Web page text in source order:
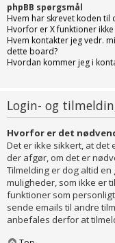
phpBB spørgsmål
Hvem har skrevet koden til
Hvorfor er X funktioner
Hvem kontakter jeg vedr.
dette board?
Hvordan kommer jeg i
Login- og
Hvorfor er det
Det er ikke sikkert, at
der afgør, om det er
Tilmelding er dog altid
muligheder, som ikke er
funktioner som
sende emails til andre
anbefales derfor at